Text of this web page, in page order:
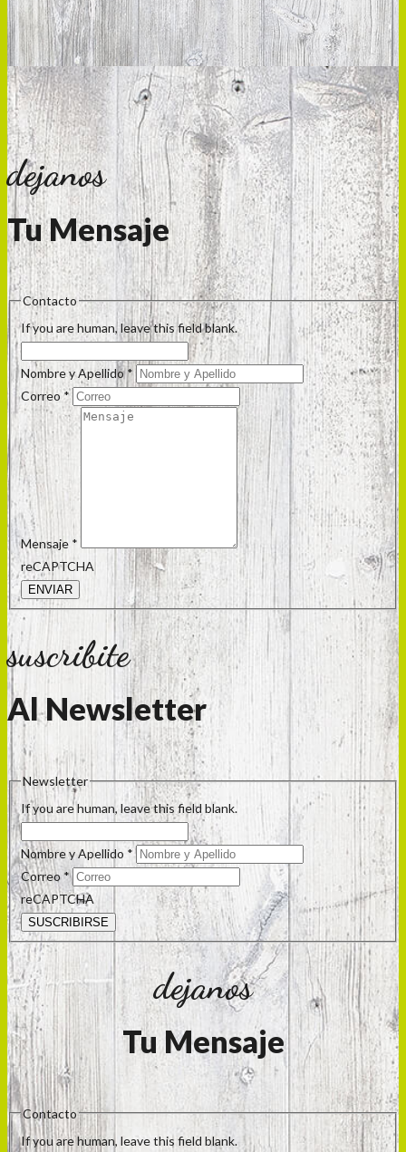
dejanos
Tu Mensaje
Contacto
If you are human, leave this field blank.
Nombre y Apellido*
Correo *
Mensaje *
reCAPTCHA
ENVIAR
suscribite
Al Newsletter
Newsletter
If you are human, leave this field blank.
Nombre y Apellido *
Correo*
reCAPTCHA
SUSCRIBIRSE
dejanos
Tu Mensaje
Contacto
If you are human, leave this field blank.